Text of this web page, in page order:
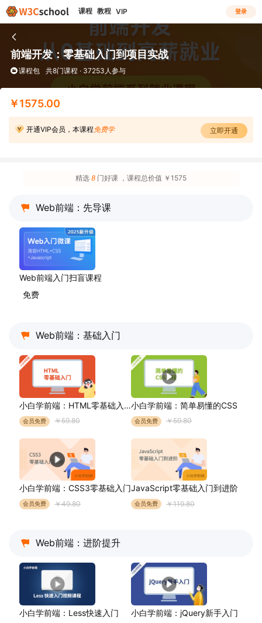
课程 教程 VIP 登录
前端开发：零基础入门到项目实战
课程包 共8门课程 · 37253人参与
￥1575.00
开通VIP会员，本课程 免费学 立即开通
精选 8 门好课 ，课程总价值 ￥1575
Web前端：先导课
Web前端入门扫盲课程
免费
Web前端：基础入门
小白学前端：HTML零基础入门
会员免费 ￥59.80
小白学前端：简单易懂的CSS
会员免费 ￥59.80
小白学前端：CSS3零基础入门
会员免费 ￥49.80
JavaScript零基础入门到进阶
会员免费 ￥119.80
Web前端：进阶提升
小白学前端：Less快速入门 小白学前端：jQuery新手入门